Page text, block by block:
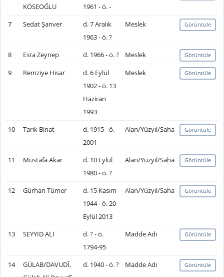
KÖSEOĞLU
1961 - ö. -
7 Sedat Şanver
d. 7 Aralık
1963 - ö. ?
Meslek Görüntüle
8 Esra Zeynep d. 1966 - ö. ? Meslek Görüntüle
9 Remziye Hisar
d. 6 Eylül
1902 - ö. 13
Haziran
1993
Meslek Görüntüle
10 Tarık Binat
d. 1915 - ö.
2001
Alan/Yüzyıl/Saha Görüntüle
11 Mustafa Akar
d. 10 Eylül
1980 - ö. ?
Alan/Yüzyıl/Saha Görüntüle
12 Gürhan Tümer
d. 15 Kasım
1944 - ö. 20
Eylül 2013
Alan/Yüzyıl/Saha Görüntüle
13 SEYYİD ALİ
d. ? - ö.
1794-95
Madde Adı Görüntüle
14
GÜLAB/DAVUDÎ,
d. 1940 - ö. ? Madde Adı Görüntüle